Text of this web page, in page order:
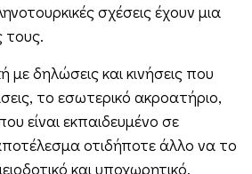
σχέσεις έχουν μια
τους.
με δηλώσεις και κινήσεις που
το εσωτερικό ακροατήριο,
είναι εκπαιδευμένο σε
οτιδήποτε άλλο να το
και υποχωρητικό,